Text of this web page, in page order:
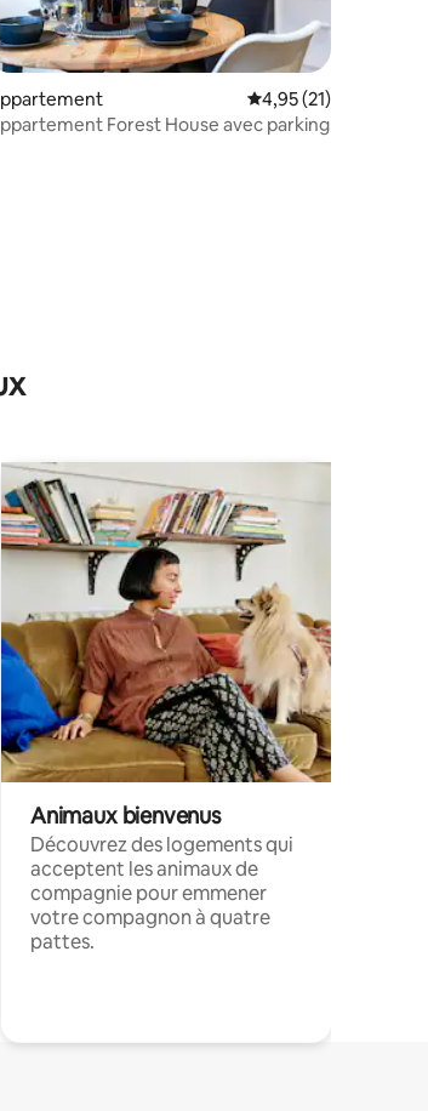
sur 5
sur la base de 61 commentaires : 4,98 sur 5
Évaluation moyenne
4,95 (21)
Forest House avec parking
Animaux bienvenus
Découvrez des logements qui
acceptent les animaux de
compagnie pour emmener
votre compagnon à quatre
pattes.